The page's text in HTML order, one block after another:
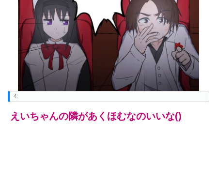
4:
えいちゃんの隣があくほむなのいいな()